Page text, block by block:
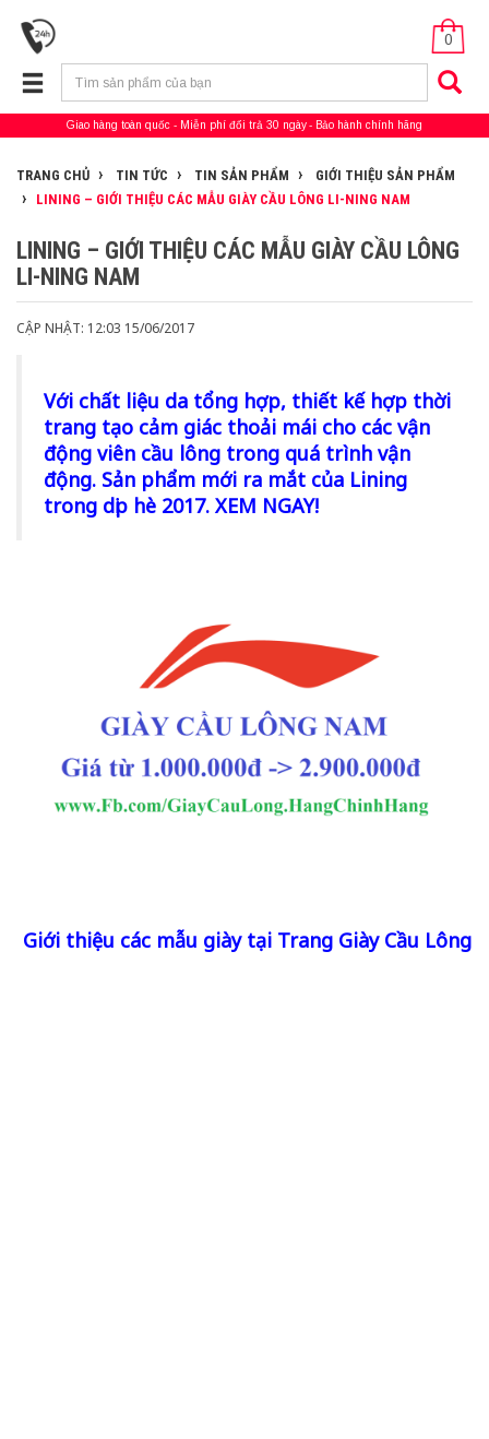
0
Giao hàng toàn quốc Miễn phí đổi trả 30 ngày Bảo hành chính hãng
TRANG CHỦ TIN TỨC TIN SẢN PHẨM
GIỚI THIỆU SẢN PHẨM
LINING – GIỚI THIỆU CÁC MẪU GIÀY CẦU LÔNG LI-NING NAM
LINING – GIỚI THIỆU CÁC MẪU GIÀY CẦU LÔNG
LI-NING NAM
CẬP NHẬT: 12:03 15/06/2017
Với chất liệu da tổng hợp, thiết kế hợp thời
trang tạo cảm giác thoải mái cho các vận
động viên cầu lông trong quá trình vận
động. Sản phẩm mới ra mắt của Lining
trong dịp hè 2017. XEM NGAY!
Giới thiệu các mẫu giày tại Trang Giày Cầu Lông